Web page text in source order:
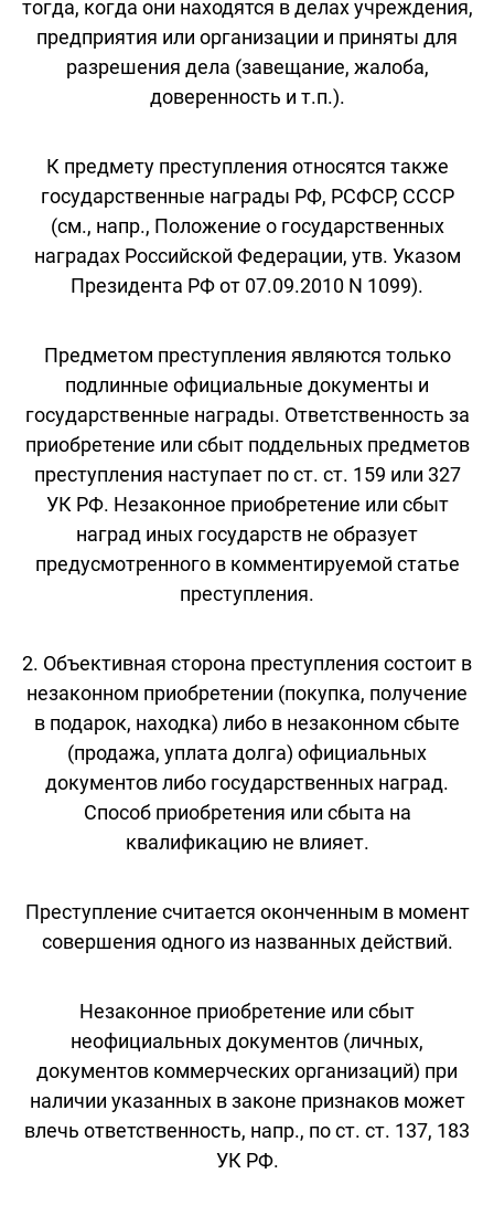
тогда, когда они находятся в делах учреждения,
предприятия или организации и приняты для
разрешения дела (завещание, жалоба,
доверенность и т.п.).
К предмету преступления относятся также
государственные награды РФ, РСФСР, СССР
(см., напр., Положение о государственных
наградах Российской Федерации, утв. Указом
Президента РФ от 07.09.2010 N 1099).
Предметом преступления являются только
подлинные официальные документы и
государственные награды. Ответственность за
приобретение или сбыт поддельных предметов
преступления наступает по ст. ст. 159 или 327
УК РФ. Незаконное приобретение или сбыт
наград иных государств не образует
предусмотренного в комментируемой статье
преступления.
2. Объективная сторона преступления состоит в
незаконном приобретении (покупка, получение
в подарок, находка) либо в незаконном сбыте
(продажа, уплата долга) официальных
документов либо государственных наград.
Способ приобретения или сбыта на
квалификацию не влияет.
Преступление считается оконченным в момент
совершения одного из названных действий.
Незаконное приобретение или сбыт
неофициальных документов (личных,
документов коммерческих организаций) при
наличии указанных в законе признаков может
влечь ответственность, напр., по ст. ст. 137, 183
УК РФ.